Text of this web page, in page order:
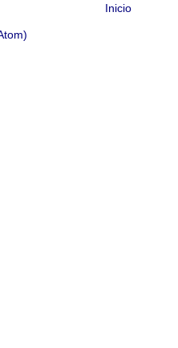
Inicio